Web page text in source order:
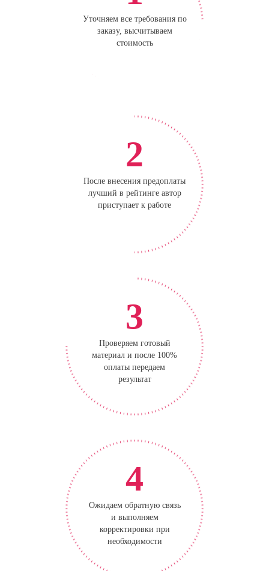
Уточняем все требования по
заказу, высчитываем
стоимость
2
После внесения предоплаты
лучший в рейтинге автор
приступает к работе
3
Проверяем готовый
материал и после 100%
оплаты передаем
результат
4
Ожидаем обратную связь
и выполняем
корректировки при
необходимости